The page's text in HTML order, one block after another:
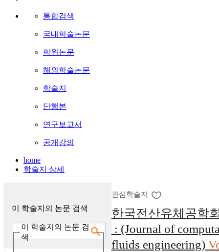
통합검색
국내학술논문
학위논문
해외학술논문
학술지
단행본
연구보고서
공개강의
home
학술지 상세
이 학술지의 논문 검색
이 학술지의 논문 검
색
관심학술지
한국전산유체공학
: (Journal of
fluids engineering)